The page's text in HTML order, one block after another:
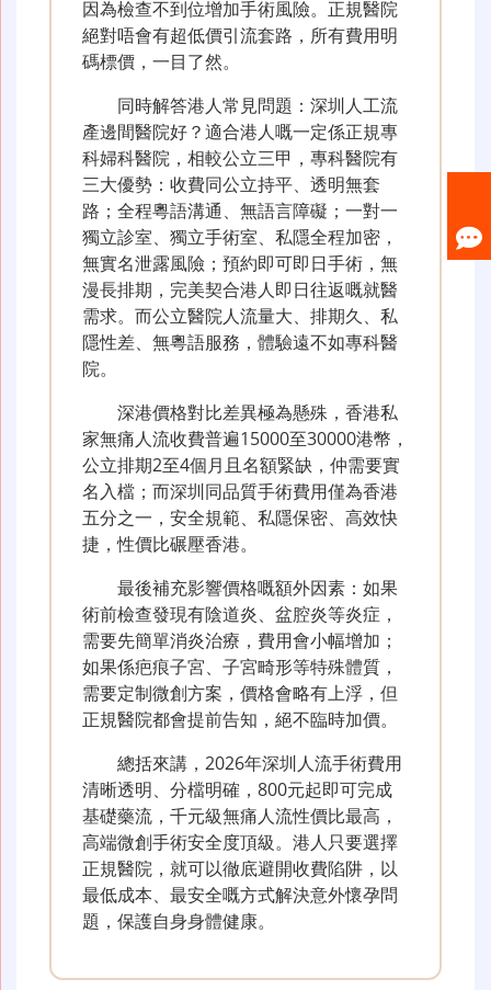
因為檢查不到位增加手術風險。正規醫院
絕對唔會有超低價引流套路，所有費用明
碼標價，一目了然。
同時解答港人常見問題：深圳人工流
產邊間醫院好？適合港人嘅一定係正規專
科婦科醫院，相較公立三甲，專科醫院有
三大優勢：收費同公立持平、透明無套
路；全程粵語溝通、無語言障礙；一對一
獨立診室、獨立手術室、私隱全程加密，
無實名泄露風險；預約即可即日手術，無
漫長排期，完美契合港人即日往返嘅就醫
需求。而公立醫院人流量大、排期久、私
隱性差、無粵語服務，體驗遠不如專科醫
院。
深港價格對比差異極為懸殊，香港私
家無痛人流收費普遍15000至30000港幣，
公立排期2至4個月且名額緊缺，仲需要實
名入檔；而深圳同品質手術費用僅為香港
五分之一，安全規範、私隱保密、高效快
捷，性價比碾壓香港。
最後補充影響價格嘅額外因素：如果
術前檢查發現有陰道炎、盆腔炎等炎症，
需要先簡單消炎治療，費用會小幅增加；
如果係疤痕子宮、子宮畸形等特殊體質，
需要定制微創方案，價格會略有上浮，但
正規醫院都會提前告知，絕不臨時加價。
總括來講，2026年深圳人流手術費用
清晰透明、分檔明確，800元起即可完成
基礎藥流，千元級無痛人流性價比最高，
高端微創手術安全度頂級。港人只要選擇
正規醫院，就可以徹底避開收費陷阱，以
最低成本、最安全嘅方式解決意外懷孕問
題，保護自身身體健康。